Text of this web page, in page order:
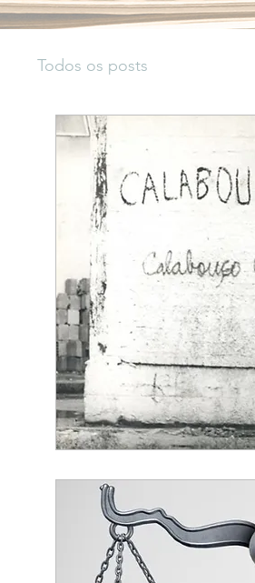
Todos os posts